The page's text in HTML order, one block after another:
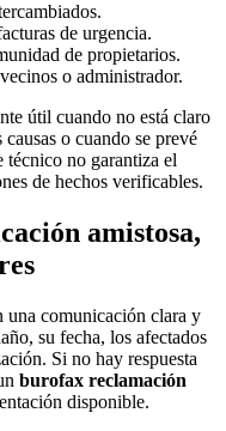
de urgencia.
de propietarios.
o administrador.
útil cuando no está claro
o cuando se prevé
técnico no garantiza el
de hechos verificables.
amistosa,
una comunicación clara y
su fecha, los afectados
Si no hay respuesta
burofax reclamación
disponible.